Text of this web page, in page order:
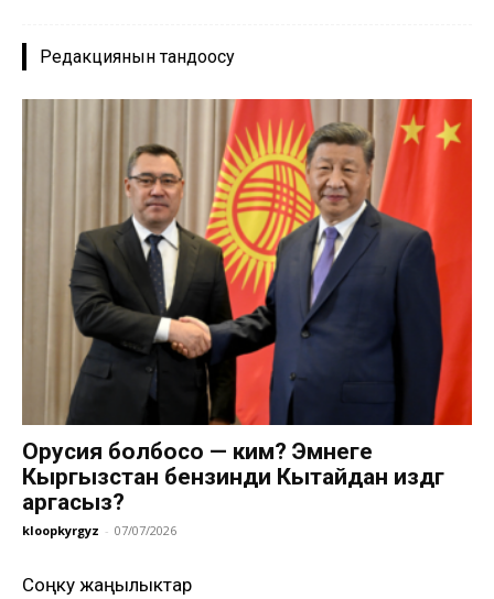
Редакциянын тандоосу
Орусия болбосо — ким? Эмнеге
Кыргызстан бензинди Кытайдан издөөгө
аргасыз?
kloopkyrgyz - 07/07/2026
Соңку жаңылыктар